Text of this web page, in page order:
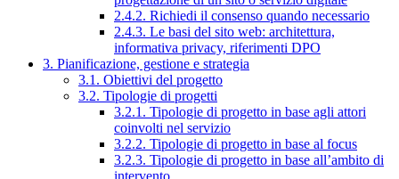
2.4.2. Richiedi il consenso quando necessario
2.4.3. Le basi del sito web: architettura,
informativa privacy, riferimenti DPO
3. Pianificazione, gestione e strategia
3.1. Obiettivi del progetto
3.2. Tipologie di progetti
3.2.1. Tipologie di progetto in base agli attori
coinvolti nel servizio
3.2.2. Tipologie di progetto in base al focus
3.2.3. Tipologie di progetto in base all’ambito di
intervento